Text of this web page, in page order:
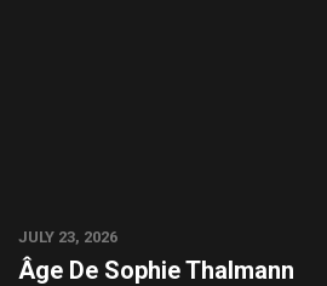
JULY 23, 2026
Âge De Sophie Thalmann